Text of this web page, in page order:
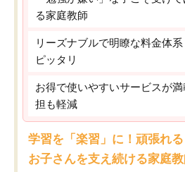
る家庭教師
リーズナブルで明瞭な料金体
ピッタリ
お得で使いやすいサービスが
担も軽減
学習を「楽習」に！頑張れる
お子さんを支え続ける家庭